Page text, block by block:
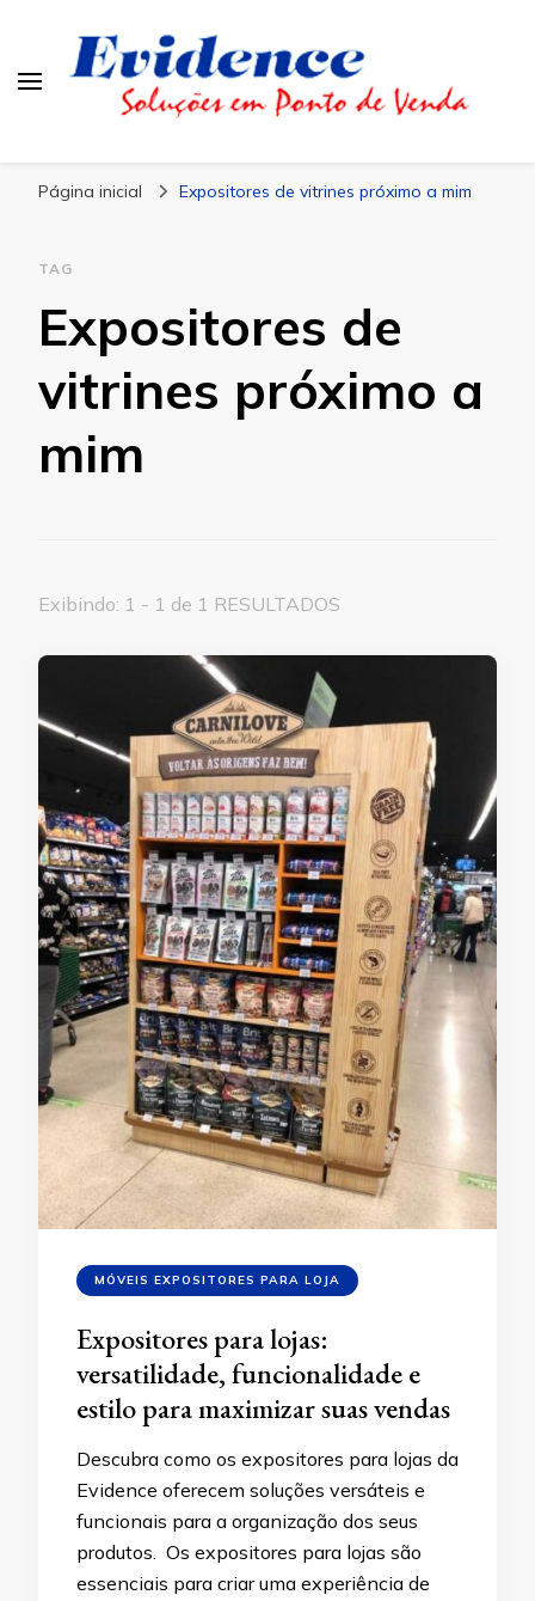
Página inicial Expositores de vitrines próximo a mim
TAG
Expositores de
vitrines próximo a
mim
Exibindo: 1 - 1 de 1 RESULTADOS
MÓVEIS EXPOSITORES PARA LOJA
Expositores para lojas:
versatilidade, funcionalidade e
estilo para maximizar suas vendas
Descubra como os expositores para lojas da
Evidence oferecem soluções versáteis e
funcionais para a organização dos seus
produtos. Os expositores para lojas são
essenciais para criar uma experiência de